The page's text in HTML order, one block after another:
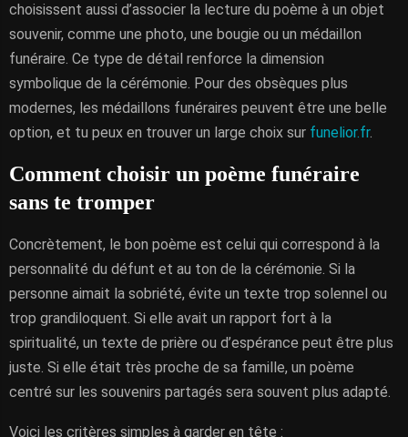
choisissent aussi d’associer la lecture du poème à un objet
souvenir, comme une photo, une bougie ou un médaillon
funéraire. Ce type de détail renforce la dimension
symbolique de la cérémonie. Pour des obsèques plus
modernes, les médaillons funéraires peuvent être une belle
option, et tu peux en trouver un large choix sur funelior.fr.
Comment choisir un poème funéraire
sans te tromper
Concrètement, le bon poème est celui qui correspond à la
personnalité du défunt et au ton de la cérémonie. Si la
personne aimait la sobriété, évite un texte trop solennel ou
trop grandiloquent. Si elle avait un rapport fort à la
spiritualité, un texte de prière ou d’espérance peut être plus
juste. Si elle était très proche de sa famille, un poème
centré sur les souvenirs partagés sera souvent plus adapté.
Voici les critères simples à garder en tête :